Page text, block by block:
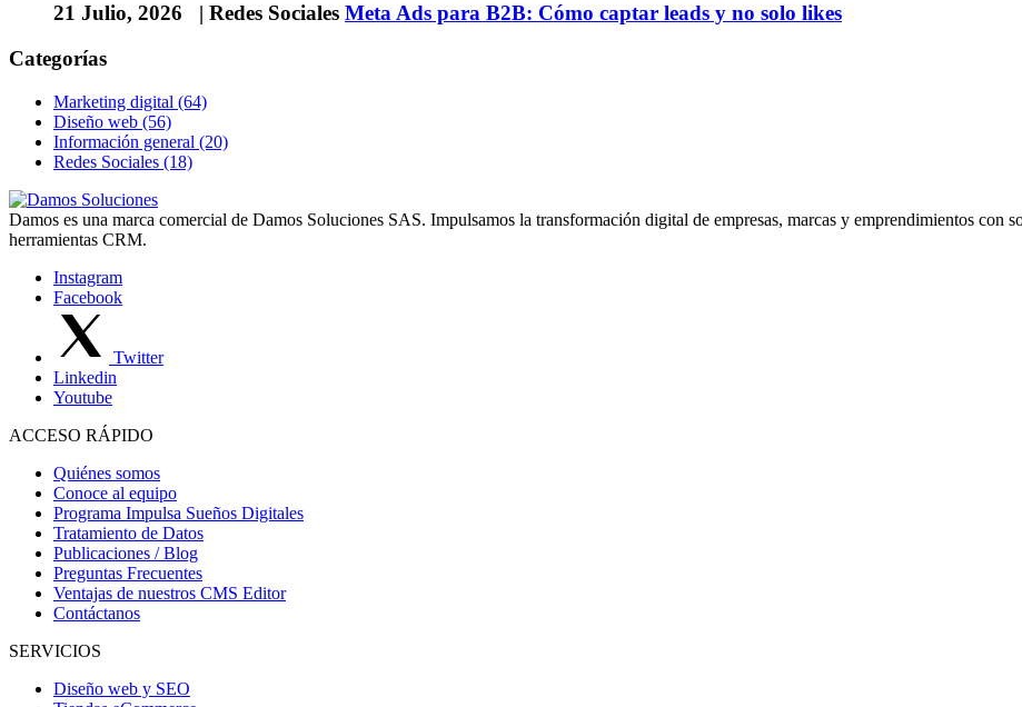
21 Julio, 2026 | Redes Sociales Meta Ads para B2B: Cómo captar leads y no solo likes
Categorías
Marketing digital (64)
Diseño web (56)
Información general (20)
Redes Sociales (18)
Damos es una marca comercial de Damos Soluciones SAS. Impulsamos la transformación digital de empresas, marcas y emprendimientos con
herramientas CRM.
Instagram
Facebook
Twitter
Linkedin
Youtube
ACCESO RÁPIDO
Quiénes somos
Conoce al equipo
Programa Impulsa Sueños Digitales
Tratamiento de Datos
Publicaciones / Blog
Preguntas Frecuentes
Ventajas de nuestros CMS Editor
Contáctanos
SERVICIOS
Diseño web y SEO